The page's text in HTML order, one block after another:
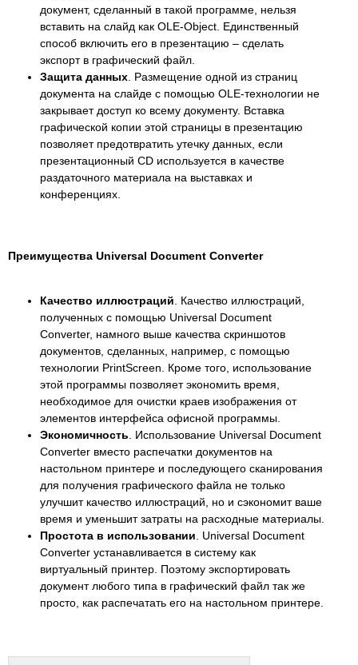
документ, сделанный в такой программе, нельзя
вставить на слайд как OLE-Object. Единственный
способ включить его в презентацию – сделать
экспорт в графический файл.
Защита данных . Размещение одной из страниц
документа на слайде с помощью OLE-технологии не
закрывает доступ ко всему документу. Вставка
графической копии этой страницы в презентацию
позволяет предотвратить утечку данных, если
презентационный CD используется в качестве
раздаточного материала на выставках и
конференциях.
Преимущества Universal Document Converter
Качество иллюстраций . Качество иллюстраций,
полученных с помощью Universal Document
Converter, намного выше качества скриншотов
документов, сделанных, например, с помощью
технологии PrintScreen. Кроме того, использование
этой программы позволяет экономить время,
необходимое для очистки краев изображения от
элементов интерфейса офисной программы.
Экономичность . Использование Universal Document
Converter вместо распечатки документов на
настольном принтере и последующего сканирования
для получения графического файла не только
улучшит качество иллюстраций, но и сэкономит ваше
время и уменьшит затраты на расходные материалы.
Простота в использовании . Universal Document
Converter устанавливается в систему как
виртуальный принтер. Поэтому экспортировать
документ любого типа в графический файл так же
просто, как распечатать его на настольном принтере.